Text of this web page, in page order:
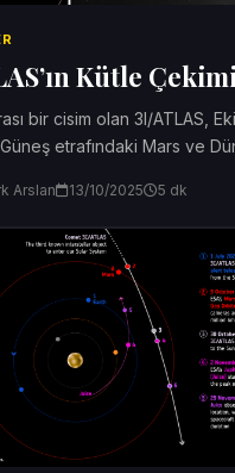
Kütle
bir cisim olan 3I/ATLAS,
etrafındaki Mars ve
kütle çekimini
Arslan 13/10/2025 5 dk